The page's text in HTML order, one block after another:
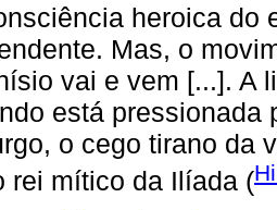
heroica do
Mas, o
vai e vem [...]. A
está
o cego tirano da
rei mítico da Ilíada (